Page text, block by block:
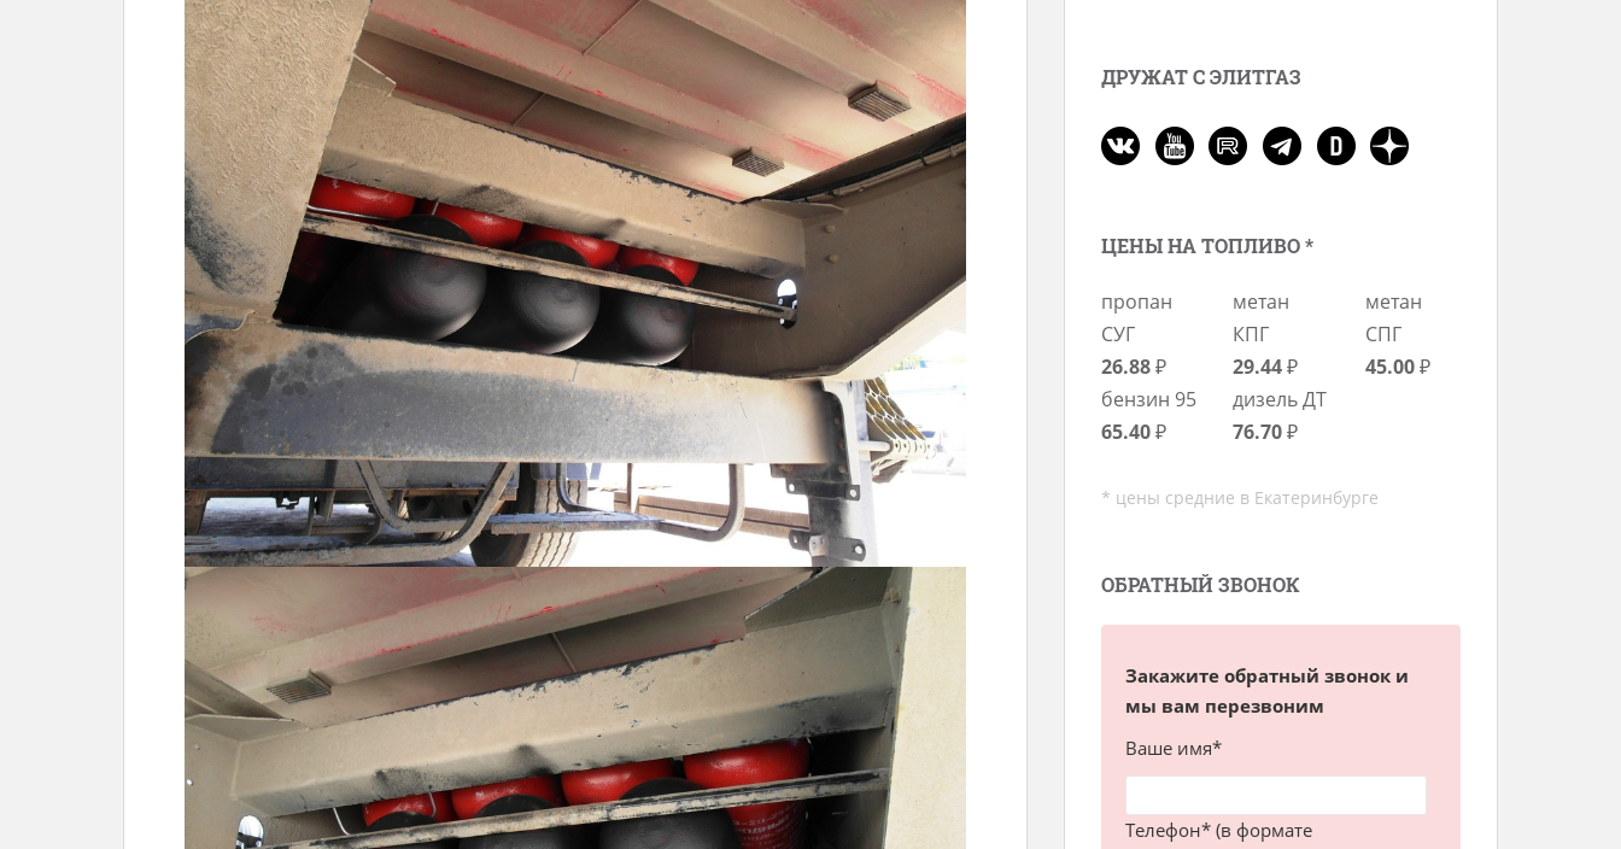
ДРУЖАТ С ЭЛИТГАЗ
ЦЕНЫ НА ТОПЛИВО *
пропан
СУГ
26.88₽
метан
КПГ
29.44₽
метан
СПГ
45.00₽
бензин 95
65.40₽
дизель ДТ
76.70₽
* цены средние в Екатеринбурге
ОБРАТНЫЙ ЗВОНОК
Закажите обратный звонок и
мы вам перезвоним
Ваше имя*
Телефон* (в формате